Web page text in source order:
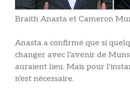
Braith Anasta et Cameron
Anasta a confirmé que si
changer avec l'avenir de
auraient lieu. Mais pour
n'est nécessaire.